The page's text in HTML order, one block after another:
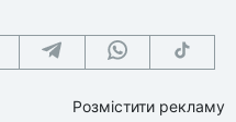
Розмістити рекламу